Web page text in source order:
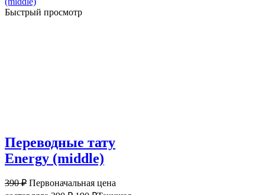
Быстрый просмотр
Переводные тату
Energy (middle)
390₽ Первоначальная цена